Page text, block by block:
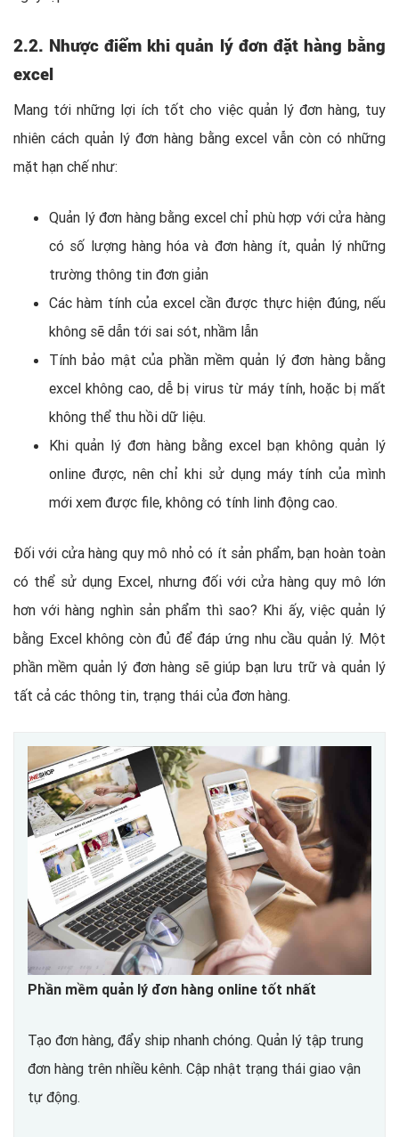
2.2. Nhược điểm khi quản lý đơn đặt hàng bằng
excel
Mang tới những lợi ích tốt cho việc quản lý đơn hàng, tuy
nhiên cách quản lý đơn hàng bằng excel vẫn còn có những
mặt hạn chế như:
Quản lý đơn hàng bằng excel chỉ phù hợp với cửa hàng
có số lượng hàng hóa và đơn hàng ít, quản lý những
trường thông tin đơn giản
Các hàm tính của excel cần được thực hiện đúng, nếu
không sẽ dẫn tới sai sót, nhầm lẫn
Tính bảo mật của phần mềm quản lý đơn hàng bằng
excel không cao, dễ bị virus từ máy tính, hoặc bị mất
không thể thu hồi dữ liệu.
Khi quản lý đơn hàng bằng excel bạn không quản lý
online được, nên chỉ khi sử dụng máy tính của mình
mới xem được file, không có tính linh động cao.
Đối với cửa hàng quy mô nhỏ có ít sản phẩm, bạn hoàn toàn
có thể sử dụng Excel, nhưng đối với cửa hàng quy mô lớn
hơn với hàng nghìn sản phẩm thì sao? Khi ấy, việc quản lý
bằng Excel không còn đủ để đáp ứng nhu cầu quản lý. Một
phần mềm quản lý đơn hàng sẽ giúp bạn lưu trữ và quản lý
tất cả các thông tin, trạng thái của đơn hàng.
Phần mềm quản lý đơn hàng online tốt nhất
Tạo đơn hàng, đẩy ship nhanh chóng. Quản lý tập trung
đơn hàng trên nhiều kênh. Cập nhật trạng thái giao vận
tự động.